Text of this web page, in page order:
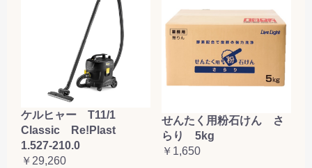
ケルヒャー T11/1
Classic Re!Plast
1.527-210.0
￥29,260
せんたく用粉石けん さ
らり 5kg
￥1,650